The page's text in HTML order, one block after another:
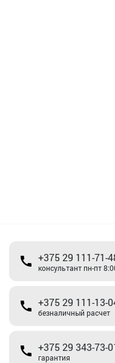
+375 29 111-71-
консультант пн-пт
+375 29 111-13-
безналичный расчет
+375 29 343-73-
гарантия